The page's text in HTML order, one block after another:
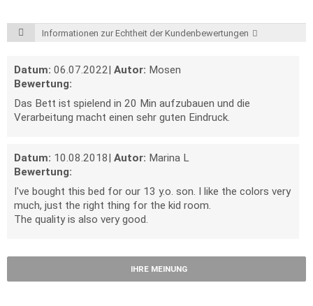
Informationen zur Echtheit der Kundenbewertungen
Datum: 06.07.2022| Autor: Mosen
Bewertung:
Das Bett ist spielend in 20 Min aufzubauen und die
Verarbeitung macht einen sehr guten Eindruck.
Datum: 10.08.2018| Autor: Marina L
Bewertung:
I've bought this bed for our 13 y.o. son. I like the colors very
much, just the right thing for the kid room.
The quality is also very good.
IHRE MEINUNG